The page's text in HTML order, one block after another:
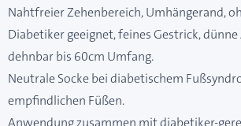
Nahtfreier Zehenbereich, Umhängerand,
Diabetiker geeignet, feines Gestrick,
dehnbar bis 60cm Umfang.
Neutrale Socke bei diabetischem
empfindlichen Füßen.
Anwendung zusammen mit diabetiker-